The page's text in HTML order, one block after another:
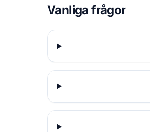
Vanliga frågor